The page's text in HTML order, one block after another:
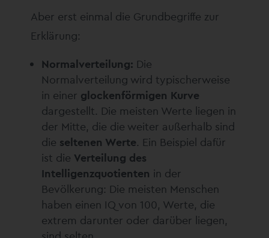
Aber erst einmal die Grundbegriffe zur
Erklärung:
Normalverteilung: Die
Normalverteilung wird typischerweise
in einer glockenförmigen Kurve
dargestellt. Die meisten Werte liegen in
der Mitte, die die weiter außerhalb sind
die seltenen Werte. Ein Beispiel dafür
ist die Verteilung des
Intelligenzquotienten in der
Bevölkerung: Die meisten Menschen
haben einen IQ von 100, Werte, die
extrem darunter oder darüber liegen,